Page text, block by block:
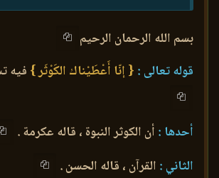
بسم الله الرحمان الرحيم
قوله تعالى : { إنّا أَعْطَيْناك الكَوْثَر } فيه
أحدها : أن الكوثر النبوة ، قاله عكرمة .
الثاني : القرآن ، قاله الحسن .